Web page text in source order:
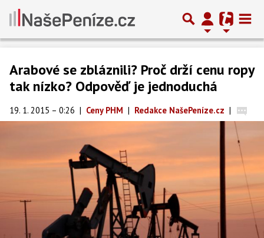
Arabové se zbláznili? Proč drží cenu ropy
tak nízko? Odpověď je jednoduchá
19. 1. 2015 – 0:26 | Ceny PHM | Redakce NašePeníze.cz |